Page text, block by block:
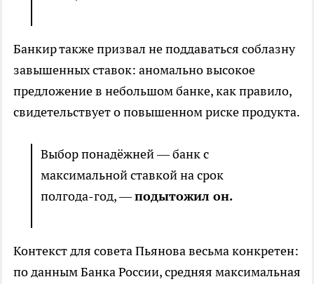
Банкир также призвал не поддаваться соблазну
завышенных ставок: аномально высокое
предложение в небольшом банке, как правило,
свидетельствует о повышенном риске продукта.
Выбор понадёжней — банк с
максимальной ставкой на срок
полгода-год, —подытожил он.
Контекст для совета Пьянова весьма конкретен:
по данным Банка России, средняя максимальная